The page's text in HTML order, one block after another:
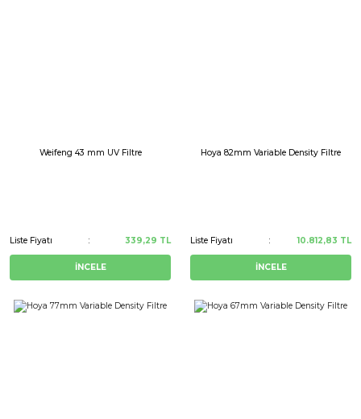
Weifeng 43 mm UV Filtre
Liste Fiyatı 339,29 TL
İNCELE
Hoya 82mm Variable Density Filtre
Liste Fiyatı 10.812,83 TL
İNCELE